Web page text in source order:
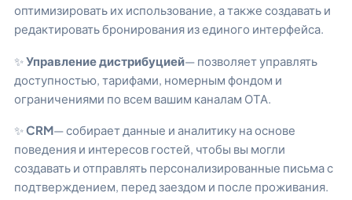
оптимизировать их использование, а также создавать и
редактировать бронирования из единого интерфейса.
✨Управление дистрибуцией— позволяет управлять
доступностью, тарифами, номерным фондом и
ограничениями по всем вашим каналам ОТА.
✨CRM— собирает данные и аналитику на основе
поведения и интересов гостей, чтобы вы могли
создавать и отправлять персонализированные письма с
подтверждением, перед заездом и после проживания.